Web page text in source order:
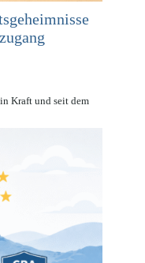
Kraft und seit dem